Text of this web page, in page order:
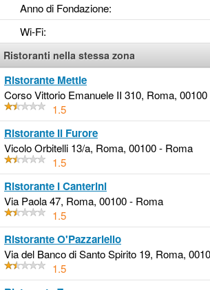
Anno di Fondazione:
Wi-Fi:
Ristoranti nella stessa zona
Ristorante Mettle
Corso Vittorio Emanuele II 310, Roma,
1.5
Ristorante Il Furore
Vicolo Orbitelli 13/a, Roma, 00100 - Roma
1.5
Ristorante I Canterini
Via Paola 47, Roma, 00100 - Roma
1.5
Ristorante O'Pazzariello
Via del Banco di Santo Spirito 19, Roma,
1.5